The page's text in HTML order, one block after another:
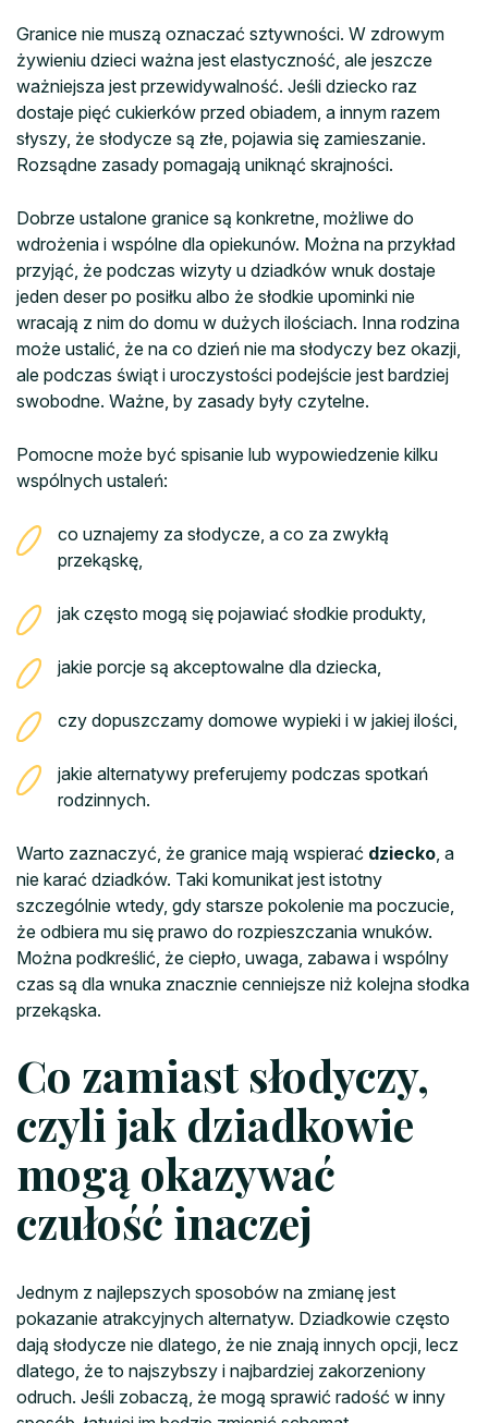
Granice nie muszą oznaczać sztywności. W zdrowym
żywieniu dzieci ważna jest elastyczność, ale jeszcze
ważniejsza jest przewidywalność. Jeśli dziecko raz
dostaje pięć cukierków przed obiadem, a innym razem
słyszy, że słodycze są złe, pojawia się zamieszanie.
Rozsądne zasady pomagają uniknąć skrajności.
Dobrze ustalone granice są konkretne, możliwe do
wdrożenia i wspólne dla opiekunów. Można na przykład
przyjąć, że podczas wizyty u dziadków wnuk dostaje
jeden deser po posiłku albo że słodkie upominki nie
wracają z nim do domu w dużych ilościach. Inna rodzina
może ustalić, że na co dzień nie ma słodyczy bez okazji,
ale podczas świąt i uroczystości podejście jest bardziej
swobodne. Ważne, by zasady były czytelne.
Pomocne może być spisanie lub wypowiedzenie kilku
wspólnych ustaleń:
co uznajemy za słodycze, a co za zwykłą
przekąskę,
jak często mogą się pojawiać słodkie produkty,
jakie porcje są akceptowalne dla dziecka,
czy dopuszczamy domowe wypieki i w jakiej ilości,
jakie alternatywy preferujemy podczas spotkań
rodzinnych.
Warto zaznaczyć, że granice mają wspierać dziecko, a
nie karać dziadków. Taki komunikat jest istotny
szczególnie wtedy, gdy starsze pokolenie ma poczucie,
że odbiera mu się prawo do rozpieszczania wnuków.
Można podkreślić, że ciepło, uwaga, zabawa i wspólny
czas są dla wnuka znacznie cenniejsze niż kolejna słodka
przekąska.
Co zamiast słodyczy,
czyli jak dziadkowie
mogą okazywać
czułość inaczej
Jednym z najlepszych sposobów na zmianę jest
pokazanie atrakcyjnych alternatyw. Dziadkowie często
dają słodycze nie dlatego, że nie znają innych opcji, lecz
dlatego, że to najszybszy i najbardziej zakorzeniony
odruch. Jeśli zobaczą, że mogą sprawić radość w inny